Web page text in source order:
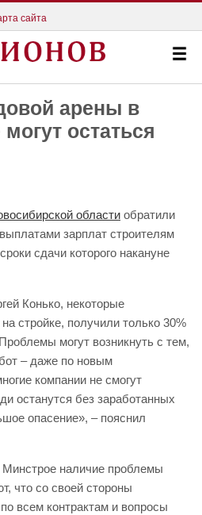
сайта
арены в
остаться
области обратили
зарплат строителям
сдачи которого накануне
Конько, некоторые
стройке, получили только 30%
могут возникнуть с тем,
– даже по новым
компании не смогут
останутся без заработанных
опасение», – пояснил
наличие проблемы
что со своей стороны
всем контрактам и вопросы